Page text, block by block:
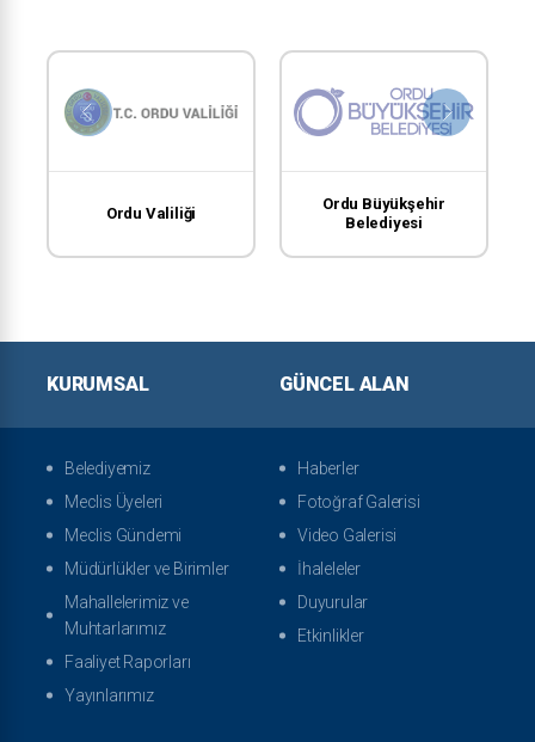
Ordu Valiliği
Ordu Büyükşehir
Belediyesi
KURUMSAL
Belediyemiz
Meclis Üyeleri
Meclis Gündemi
Müdürlükler ve Birimler
Mahallelerimiz ve
Muhtarlarımız
Faaliyet Raporları
Yayınlarımız
GÜNCEL ALAN
Haberler
Fotoğraf Galerisi
Video Galerisi
İhaleleler
Duyurular
Etkinlikler